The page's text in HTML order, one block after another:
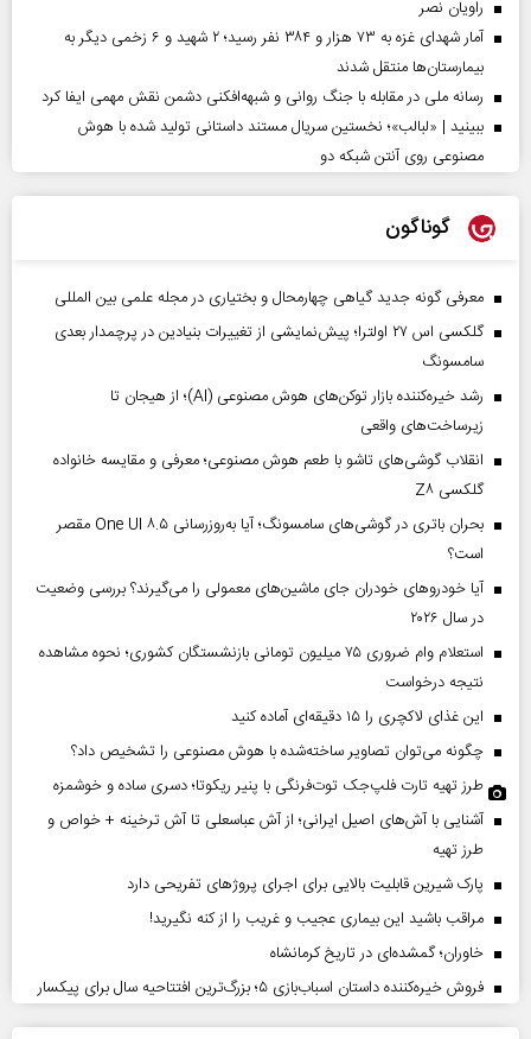
راویان نصر
آمار شهدای غزه به ۷۳ هزار و ۳۸۴ نفر رسید؛ ۲ شهید و ۶ زخمی دیگر به
بیمارستان‌ها منتقل شدند
رسانه ملی در مقابله با جنگ روانی و شبهه‌افکنی دشمن نقش مهمی ایفا کرد
ببینید | «لبالب»؛ نخستین سریال مستند داستانی تولید شده با هوش
مصنوعی روی آنتن شبکه دو
گوناگون
معرفی گونه جدید گیاهی چهارمحال و بختیاری در مجله علمی بین المللی
گلکسی اس ۲۷ اولترا؛ پیش‌نمایشی از تغییرات بنیادین در پرچمدار بعدی
سامسونگ
رشد خیره‌کننده بازار توکن‌های هوش مصنوعی (AI)؛ از هیجان تا
زیرساخت‌های واقعی
انقلاب گوشی‌های تاشو‌ با طعم هوش مصنوعی؛ معرفی و مقایسه خانواده
گلکسی Z۸
بحران باتری در گوشی‌های سامسونگ؛ آیا به‌روزرسانی One UI ۸.۵ مقصر
است؟
آیا خودروهای خودران جای ماشین‌های معمولی را می‌گیرند؟ بررسی وضعیت
در سال ۲۰۲۶
استعلام وام ضروری ۷۵ میلیون تومانی بازنشستگان کشوری؛ نحوه مشاهده
نتیجه درخواست
این غذای لاکچری را ۱۵ دقیقه‌ای آماده کنید
چگونه می‌توان تصاویر ساخته‌شده با هوش مصنوعی را تشخیص داد؟
طرز تهیه تارت فلپ‌جک توت‌فرنگی با پنیر ریکوتا؛ دسری ساده و خوشمزه
آشنایی با آش‌های اصیل ایرانی؛ از آش عباسعلی تا آش ترخینه + خواص و
طرز تهیه
پارک شیرین قابلیت‌ بالایی برای اجرای پروژهای تفریحی دارد
مراقب باشید این بیماری عجیب و غریب را از کنه نگیرید!
خاوران؛ گمشده‌ای در تاریخ کرمانشاه
فروش خیره‌کننده داستان اسباب‌بازی ۵؛ بزرگ‌ترین افتتاحیه سال برای پیکسار